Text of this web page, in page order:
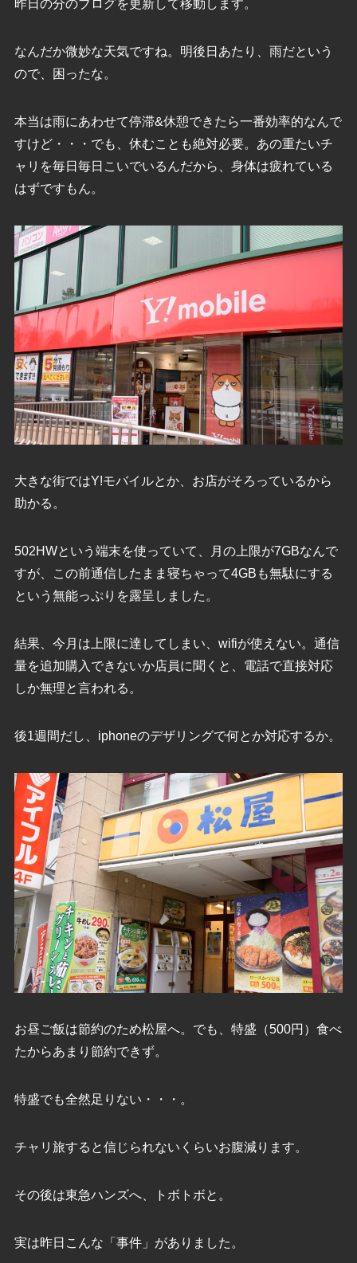
昨日の分のブログを更新して移動します。
なんだか微妙な天気ですね。明後日あたり、雨だという
ので、困ったな。
本当は雨にあわせて停滞&休憩できたら一番効率的なんで
すけど・・・でも、休むことも絶対必要。あの重たいチ
ャリを毎日毎日こいでいるんだから、身体は疲れている
はずですもん。
大きな街ではY!モバイルとか、お店がそろっているから
助かる。
502HWという端末を使っていて、月の上限が7GBなんで
すが、この前通信したまま寝ちゃって4GBも無駄にする
という無能っぷりを露呈しました。
結果、今月は上限に達してしまい、wifiが使えない。通信
量を追加購入できないか店員に聞くと、電話で直接対応
しか無理と言われる。
後1週間だし、iphoneのデザリングで何とか対応するか。
お昼ご飯は節約のため松屋へ。でも、特盛（500円）食べ
たからあまり節約できず。
特盛でも全然足りない・・・。
チャリ旅すると信じられないくらいお腹減ります。
その後は東急ハンズへ、トボトボと。
実は昨日こんな「事件」がありました。